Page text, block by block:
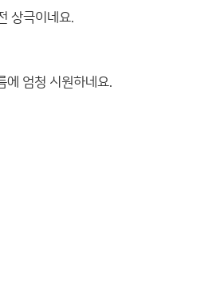
상극이네요.
에 엄청 시원하네요.